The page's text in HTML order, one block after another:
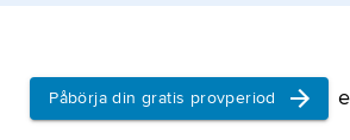
Påbörja din gratis provperiod